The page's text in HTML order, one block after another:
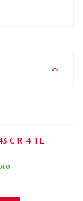
C R-4 TL